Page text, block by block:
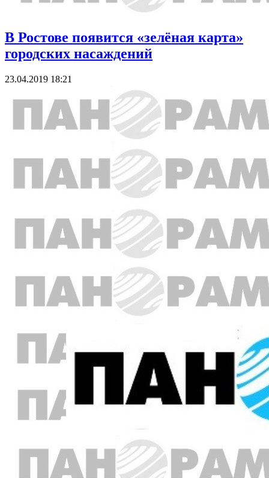
В Ростове появится «зелёная карта»
городских насаждений
23.04.2019 18:21